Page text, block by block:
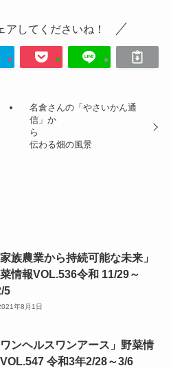
アしてくださいね！
名倉さんの「やさいかん通
信」か
ら
伝わる畑の風景
家族農業から持続可能な未来」
情報VOL.536令和 11/29～
5
年8月1日
ワンヘルスワンアース」野菜情
令和3年2/28～3/6